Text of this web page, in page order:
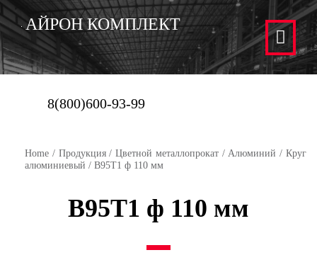
АЙРОН КОМПЛЕКТ
8(800)600-93-99
Home / Продукция/Цветной металлопрокат/Алюминий /Круг
алюминиевый / В95Т1 ф 110 мм
В95Т1 ф 110 мм